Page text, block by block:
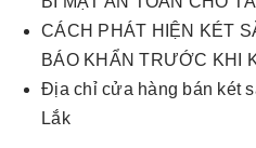
CÁCH PHÁT HIỆN KÉT
BÁO KHẨN TRƯỚC KHI
Địa chỉ cửa hàng bán két
Lắk